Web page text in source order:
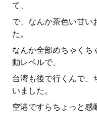
て、
で、なんか茶色い甘い
た。
なんか全部めちゃくち
動レベルで、
台湾も後で行くんで、
いました。
空港ですらちょっと感